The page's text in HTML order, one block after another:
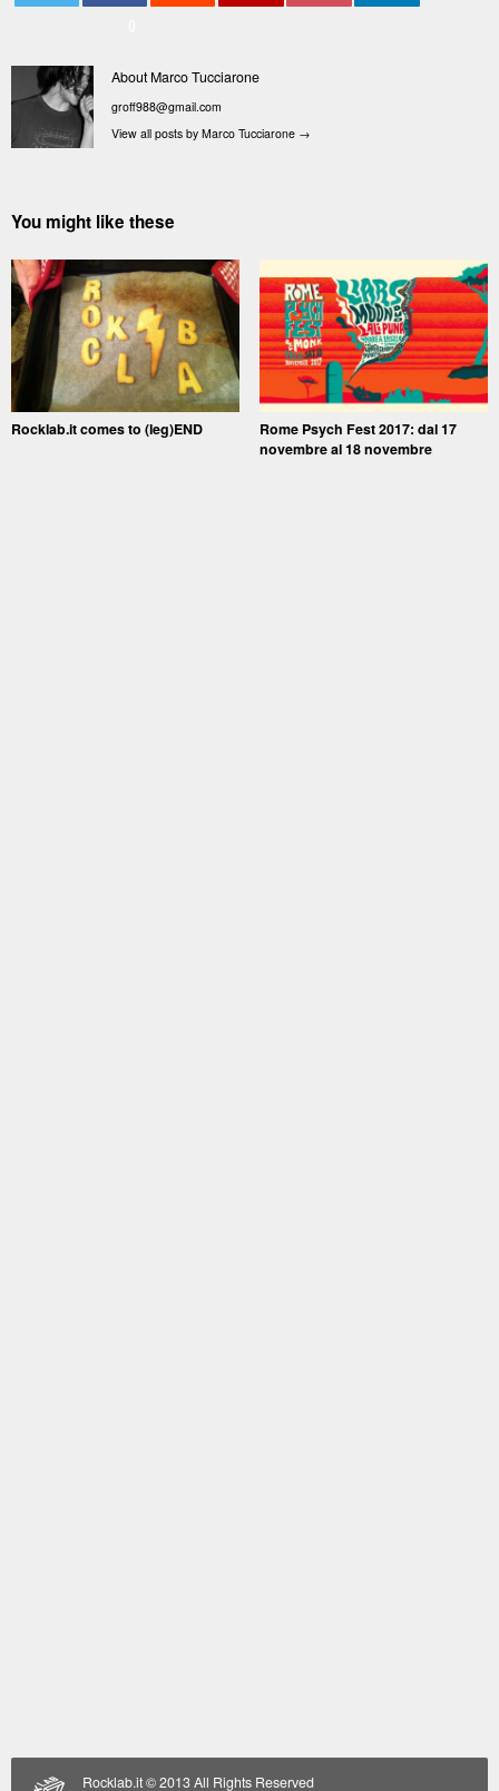
About Marco Tucciarone
groff988@gmail.com
View all posts by Marco Tucciarone →
You might like these
Rocklab.it comes to (leg)END
Rome Psych Fest 2017: dal 17
novembre al 18 novembre
Rocklab.it© 2013 All Rights Reserved